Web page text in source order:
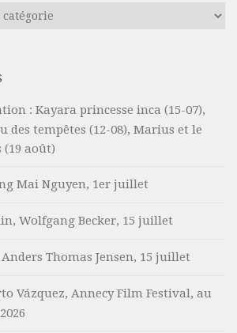
: Kayara princesse inca (15-07),
des tempêtes (12-08), Marius et le
(19 août)
Mai Nguyen, 1er juillet
Wolfgang Becker, 15 juillet
Thomas Jensen, 15 juillet
Vázquez, Annecy Film Festival, au